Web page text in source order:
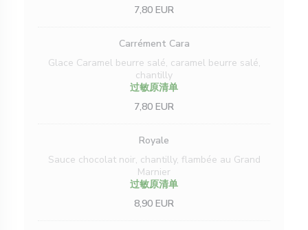
7,80 EUR
Carrément Cara
Glace Caramel beurre salé, caramel beurre salé,
chantilly
过敏原清单
7,80 EUR
Royale
Sauce chocolat noir, chantilly, flambée au Grand
Marnier
过敏原清单
8,90 EUR